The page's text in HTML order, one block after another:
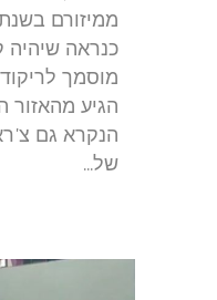
כנראה
מוסמך
הגיע מהאזור
הנקרא גם
של...